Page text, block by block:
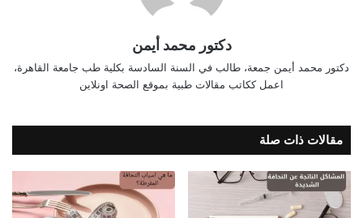
دكتور محمد أيمن
دكتور محمد أيمن جمعة، طالب في السنة السادسة بكلية طب جامعة القاهرة،
اعمل ككاتب مقالات طبية بموقع الصحة اونلاين
مقالات ذات صلة